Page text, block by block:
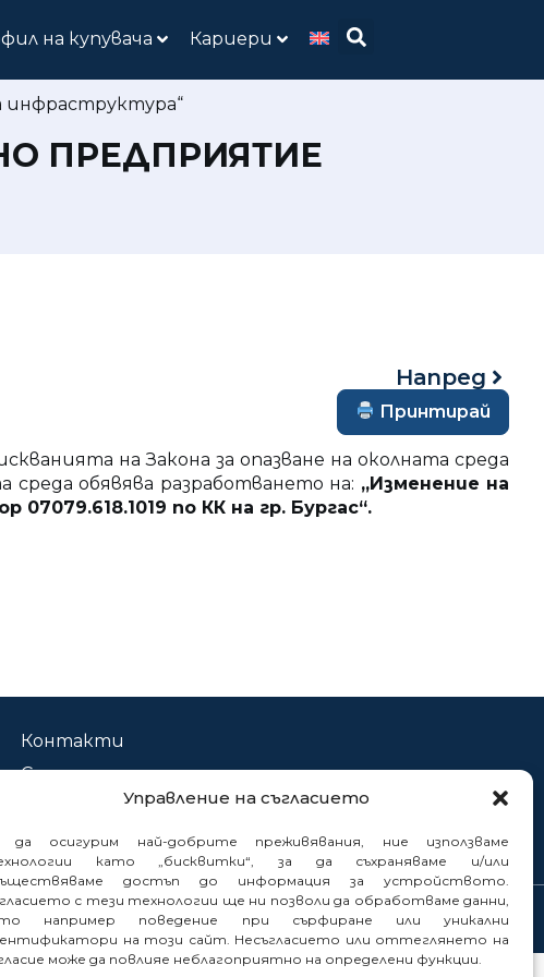
Управление на съгласието
да осигурим най-добрите преживявания, ние използваме
като „бисквитки“, за да съхраняваме и/или
достъп до информация за устройството.
с тези технологии ще ни позволи да обработваме данни,
например поведение при сърфиране или уникални
на този сайт. Несъгласието или оттеглянето на
може да повлияе неблагоприятно на определени функции.
на купувача Кариери
ПРЕДПРИЯТИЕ
Напред
Принтирай
на Закона за опазване на околната среда
среда обявява разработването на: „Изменение на
07079.618.1019 по КК на гр. Бургас“.
Контакти
Сигнали